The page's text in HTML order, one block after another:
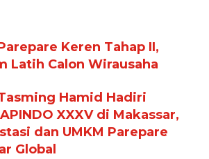
Keren Tahap II,
Latih Calon Wirausaha
Hamid Hadiri
XXXV di Makassar,
dan UMKM Parepare
Global